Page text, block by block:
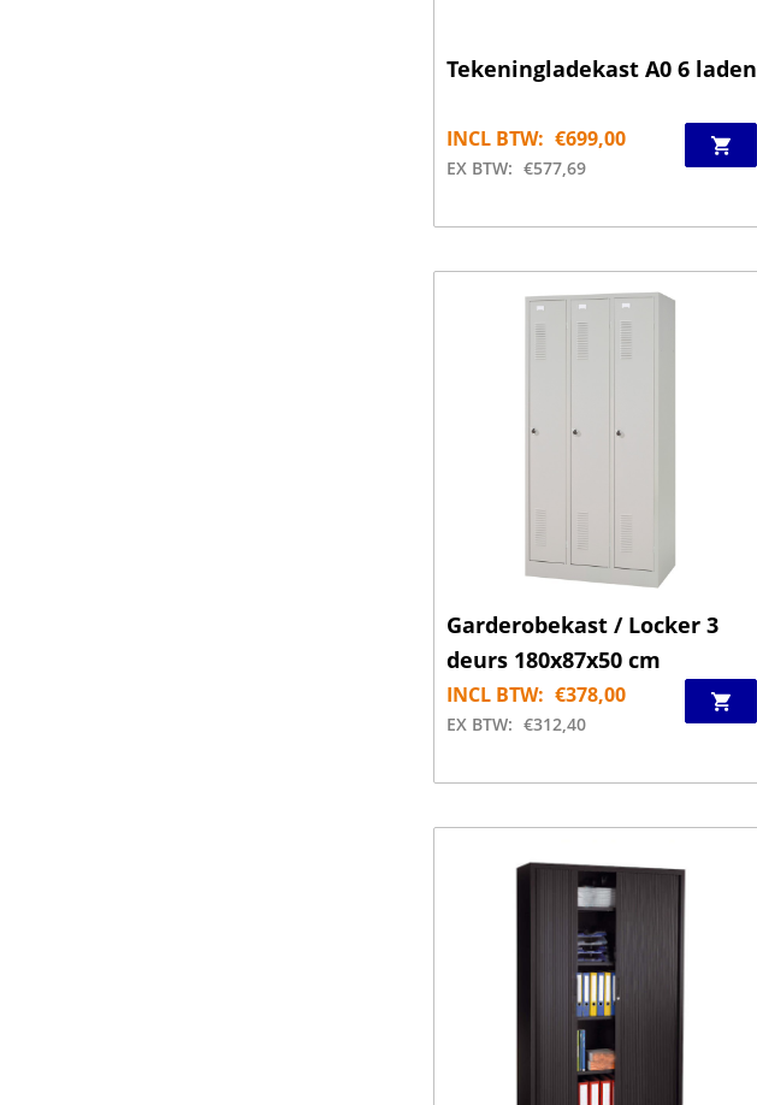
Tekeningladekast A0 6 laden
INCL BTW: €699,00
EX BTW: €577,69
Garderobekast / Locker 3
deurs 180x87x50 cm
INCL BTW: €378,00
EX BTW: €312,40